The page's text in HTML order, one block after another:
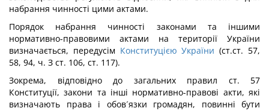
набрання чинності цими актами.
Порядок набрання чинності законами та іншими
нормативно-правовими актами на території України
визначається, передусім Конституцією України (ст.ст. 57,
58, 94, ч. З ст. 106, ст. 117).
Зокрема, відповідно до загальних правил ст. 57
Конституції, закони та інші нормативно-правові акти, які
визначають права і обов´язки громадян, повинні бути